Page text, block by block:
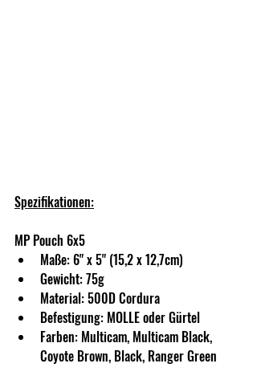
Spezifikationen:
MP Pouch 6x5
Maße: 6" x 5" (15,2 x 12,7cm)
Gewicht: 75g
Material: 500D Cordura
Befestigung: MOLLE oder Gürtel
Farben: Multicam, Multicam Black,
Coyote Brown, Black, Ranger Green